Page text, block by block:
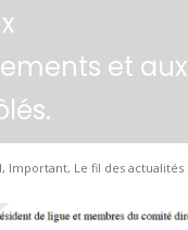
et aux
, Important, Le fil des actualités